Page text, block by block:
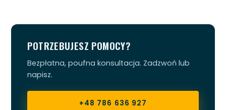
POTRZEBUJESZ POMOCY?
Bezpłatna, poufna konsultacja. Zadzwoń lub
napisz.
+48 786 636 927